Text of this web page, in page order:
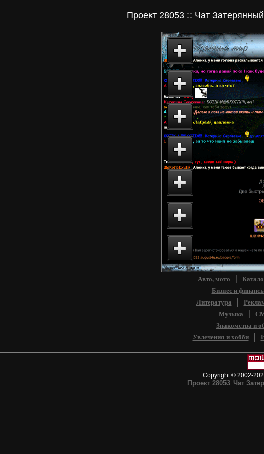
Проект 28053 :: Чат
Главная страница
Проект 28053
proekt28053.ru
Чат знакомств
Затерянный мир
www.lostchat.com
Добро пожаловать
на форум
Lostchat - Comunity
28053.RU Total Web
Кадровое
Emo4at.com
Старый сайт
мир - Форум...
Авто, мото |
Бизнес и
Литература
|
Музыка
|
Знакомства и
Увлечения и хобби
|
Copyright © 2002-
Проект 28053 Чат